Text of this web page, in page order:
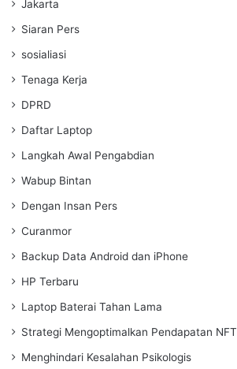
Jakarta
Siaran Pers
sosialiasi
Tenaga Kerja
DPRD
Daftar Laptop
Langkah Awal Pengabdian
Wabup Bintan
Dengan Insan Pers
Curanmor
Backup Data Android dan iPhone
HP Terbaru
Laptop Baterai Tahan Lama
Strategi Mengoptimalkan Pendapatan NFT
Menghindari Kesalahan Psikologis